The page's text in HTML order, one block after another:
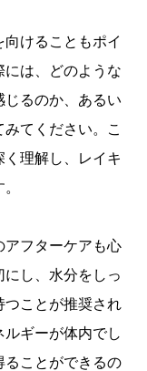
けることもポイ
には、どのような
るのか、あるい
てください。こ
理解し、レイキ
アフターケアも心
し、水分をしっ
つことが推奨され
ルギーが体内でし
ることができるの